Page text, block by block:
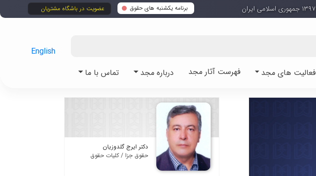
برنامه یکشنبه های حقوق عضویت در باشگاه مشتریان
فعالیت های مجد فهرست آثار مجد درباره مجد تماس با ما
English
دکتر ایرج گلدوزیان
حقوق جزا / کلیات حقوق